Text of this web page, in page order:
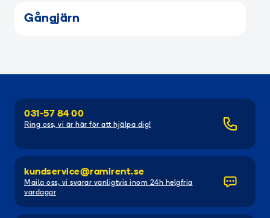
Gångjärn
031-57 84 00
Ring oss, vi är här för att hjälpa dig!
kundservice@ramirent.se
Maila oss, vi svarar vanligtvis inom 24h helgfria
vardagar